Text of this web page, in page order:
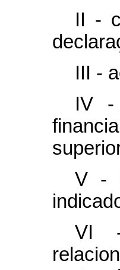
II -
III -
IV -
V -
VI